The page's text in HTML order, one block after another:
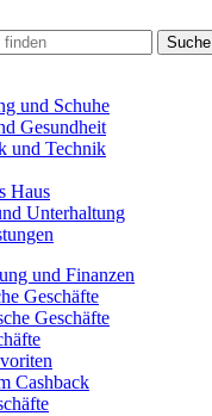
Suche
und Schuhe
Gesundheit
und Technik
Haus
Unterhaltung
und Finanzen
Geschäfte
Geschäfte
Cashback